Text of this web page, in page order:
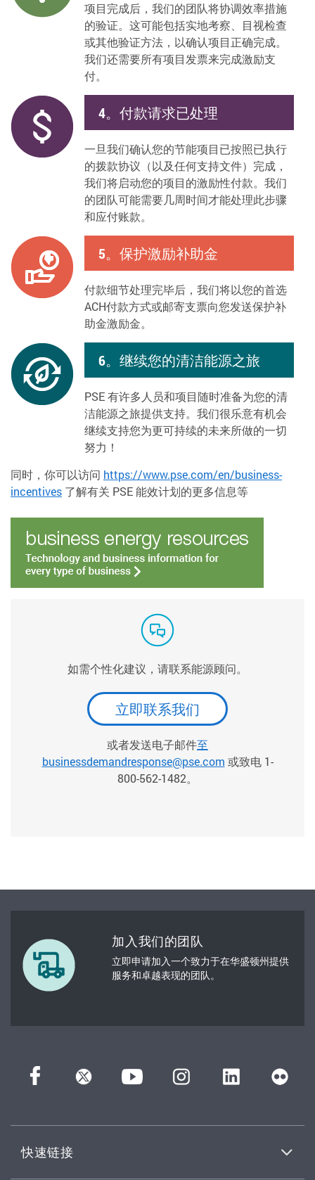
项目完成后，我们的团队将协调效率措施
的验证。这可能包括实地考察、目视检查
或其他验证方法，以确认项目正确完成。
我们还需要所有项目发票来完成激励支
付。
4。付款请求已处理
一旦我们确认您的节能项目已按照已执行
的拨款协议（以及任何支持文件）完成，
我们将启动您的项目的激励性付款。我们
的团队可能需要几周时间才能处理此步骤
和应付账款。
5。保护激励补助金
付款细节处理完毕后，我们将以您的首选
ACH付款方式或邮寄支票向您发送保护补
助金激励金。
6。继续您的清洁能源之旅
PSE 有许多人员和项目随时准备为您的清
洁能源之旅提供支持。我们很乐意有机会
继续支持您为更可持续的未来所做的一切
努力！
同时，你可以访问 https://www.pse.com/en/business-
incentives 了解有关 PSE 能效计划的更多信息等
如需个性化建议，请联系能源顾问。
立即联系我们
或者发送电子邮件至
businessdemandresponse@pse.com 或致电 1-
800-562-1482。
加入我们的团队
立即申请加入一个致力于在华盛顿州提供
服务和卓越表现的团队。
快速链接